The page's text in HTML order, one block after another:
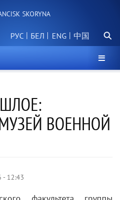
SKORYNA
РУС БЕЛ 中国
搜
ВОЕННОЙ
- 12:43